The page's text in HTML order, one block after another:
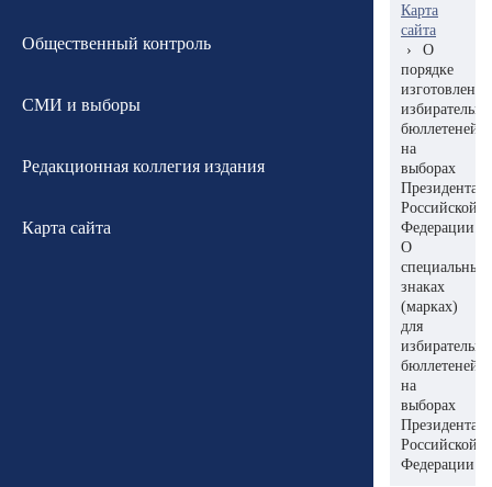
Общественный контроль
СМИ и выборы
Редакционная коллегия издания
Карта сайта
Карта
сайта
›
О
порядке
изготовления
бюллетеней
на
выборах
Президента
Российской
Федерации.
О
специальных
знаках
(марках)
для
бюллетеней
на
выборах
Президента
Российской
Федерации